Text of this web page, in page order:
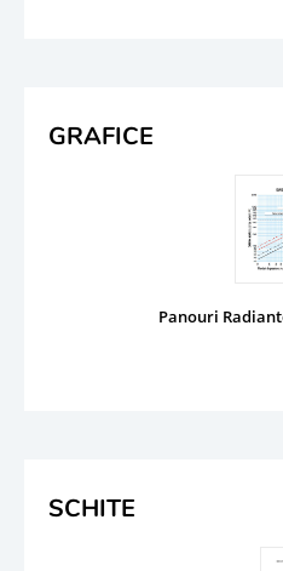
GRAFICE
Panouri
SCHITE